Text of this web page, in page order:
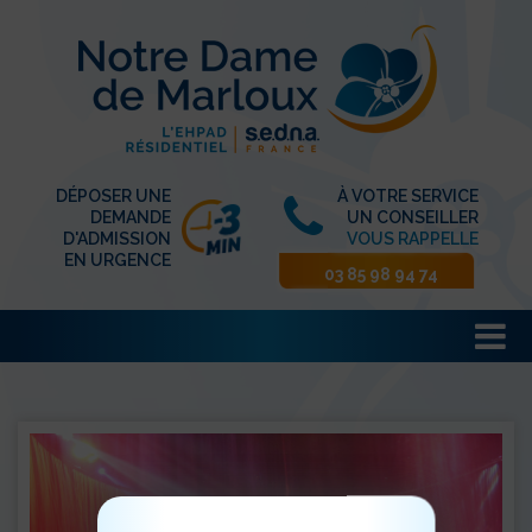
DÉPOSER UNE
DEMANDE
D'ADMISSION
EN URGENCE
À VOTRE SERVICE
UN CONSEILLER
VOUS RAPPELLE
03 85 98 94 74